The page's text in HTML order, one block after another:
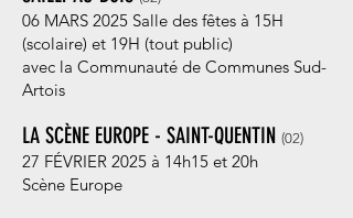
06 MARS 2025 Salle des fêtes à 15H
(scolaire) et 19H (tout public)
avec la Communauté de Communes Sud-
Artois
LA SCÈNE EUROPE - SAINT-QUENTIN (02)
27 FÉVRIER 2025 à 14h15 et 20h
Scène Europe